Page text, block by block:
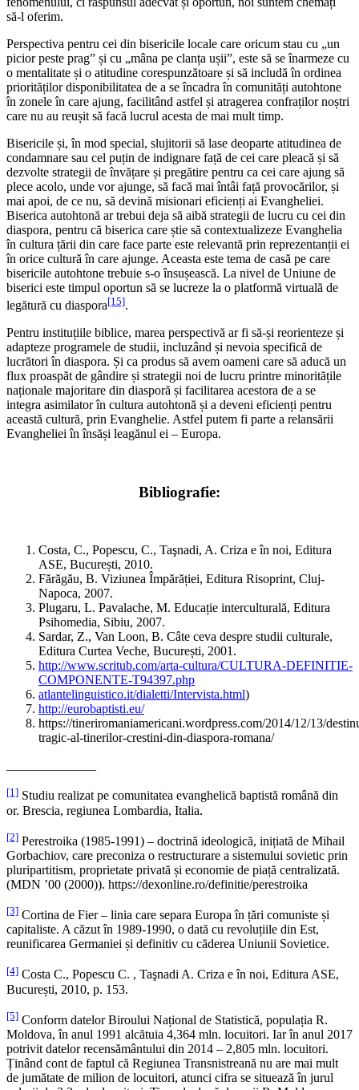
să-l oferim.
Perspectiva pentru cei din bisericile locale care oricum stau cu „un
picior peste prag” și cu „mâna pe clanța ușii”, este să se înarmeze cu
o mentalitate și o atitudine corespunzătoare și să includă în ordinea
priorităților disponibilitatea de a se încadra în comunități autohtone
în zonele în care ajung, facilitând astfel și atragerea confraților noștri
care nu au reușit să facă lucrul acesta de mai mult timp.
Bisericile și, în mod special, slujitorii să lase deoparte atitudinea de
condamnare sau cel puțin de indignare față de cei care pleacă și să
dezvolte strategii de învățare și pregătire pentru ca cei care ajung să
plece acolo, unde vor ajunge, să facă mai întâi față provocărilor, și
mai apoi, de ce nu, să devină misionari eficienți ai Evangheliei.
Biserica autohtonă ar trebui deja să aibă strategii de lucru cu cei din
diaspora, pentru că biserica care știe să contextualizeze Evanghelia
în cultura țării din care face parte este relevantă prin reprezentanții ei
în orice cultură în care ajunge. Aceasta este tema de casă pe care
bisericile autohtone trebuie s-o însușească. La nivel de Uniune de
biserici este timpul oportun să se lucreze la o platformă virtuală de
legătură cu diaspora[15].
Pentru instituțiile biblice, marea perspectivă ar fi să-și reorienteze și
adapteze programele de studii, incluzând și nevoia specifică de
lucrători în diaspora. Și ca produs să avem oameni care să aducă un
flux proaspăt de gândire și strategii noi de lucru printre minoritățile
naționale majoritare din diasporă și facilitarea acestora de a se
integra asimilator în cultura autohtonă și a deveni eficienți pentru
această cultură, prin Evanghelie. Astfel putem fi parte a relansării
Evangheliei în însăși leagănul ei – Europa.
Bibliografie:
Costa, C., Popescu, C., Taşnadi, A. Criza e în noi, Editura
ASE, București, 2010.
Fărăgău, B. Viziunea Împărăției, Editura Risoprint, Cluj-
Napoca, 2007.
Plugaru, L. Pavalache, M. Educație interculturală, Editura
Psihomedia, Sibiu, 2007.
Sardar, Z., Van Loon, B. Câte ceva despre studii culturale,
Editura Curtea Veche, București, 2001.
http://www.scritub.com/arta-cultura/CULTURA-DEFINITIE-
COMPONENTE-T94397.php
atlantelinguistico.it/dialetti/Intervista.html)
http://eurobaptisti.eu/
https://tineriromaniamericani.wordpress.com/2014/12/13/
tragic-al-tinerilor-crestini-din-diaspora-romana/
[1] Studiu realizat pe comunitatea evanghelică baptistă română din
or. Brescia, regiunea Lombardia, Italia.
[2] Perestroika (1985-1991) – doctrină ideologică, inițiată de Mihail
Gorbachiov, care preconiza o restructurare a sistemului sovietic prin
pluripartitism, proprietate privată și economie de piață centralizată.
(MDN ’00 (2000)). https://dexonline.ro/definitie/perestroika
[3] Cortina de Fier – linia care separa Europa în țări comuniste și
capitaliste. A căzut în 1989-1990, o dată cu revoluțiile din Est,
reunificarea Germaniei și definitiv cu căderea Uniunii Sovietice.
[4] Costa C., Popescu C. , Taşnadi A. Criza e în noi, Editura ASE,
București, 2010, p. 153.
[5] Conform datelor Biroului Național de Statistică, populația R.
Moldova, în anul 1991 alcătuia 4,364 mln. locuitori. Iar în anul 2017
potrivit datelor recensământului din 2014 – 2,805 mln. locuitori.
Ținând cont de faptul că Regiunea Transnistreană nu are mai mult
de jumătate de milion de locuitori, atunci cifra se situează în jurul